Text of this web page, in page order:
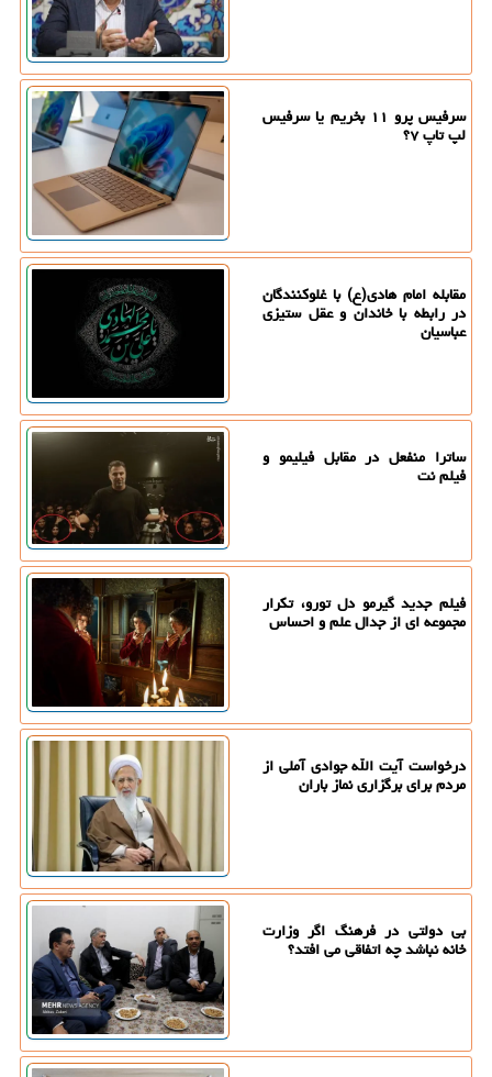
سرفیس پرو ۱۱ بخریم یا سرفیس
لپ تاپ ۷؟
مقابله امام هادی(ع) با غلوکنندگان
در رابطه با خاندان و عقل ستیزی
عباسیان
ساترا منفعل در مقابل فیلیمو و
فیلم نت
فیلم جدید گیرمو دل تورو، تکرار
مجموعه ای از جدال علم و احساس
درخواست آیت الله جوادی آملی از
مردم برای برگزاری نماز باران
بی دولتی در فرهنگ اگر وزارت
خانه نباشد چه اتفاقی می افتد؟